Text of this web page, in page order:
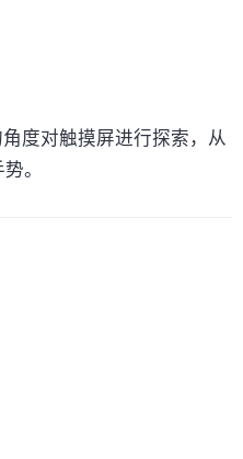
度对触摸屏进行探索，从
。